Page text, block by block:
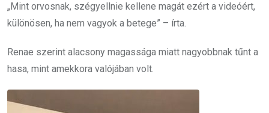
„Mint orvosnak, szégyellnie kellene magát ezért a videóért,
különösen, ha nem vagyok a betege” – írta.
Renae szerint alacsony magassága miatt nagyobbnak tűnt a
hasa, mint amekkora valójában volt.